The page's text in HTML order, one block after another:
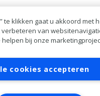
te klikken gaat u akkoord met
van
bij onze
cookies accepteren